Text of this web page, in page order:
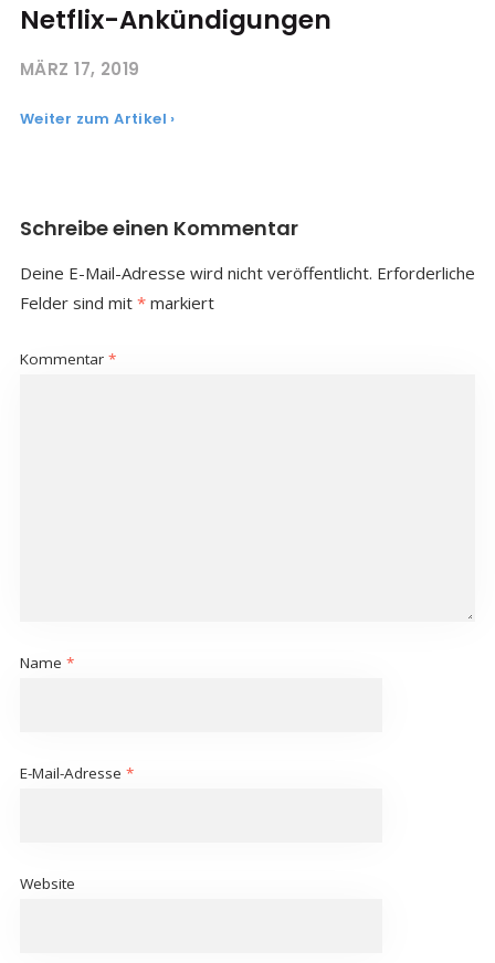
Netflix-Ankündigungen
MÄRZ 17, 2019
Weiter zum Artikel ›
Schreibe einen Kommentar
Deine E-Mail-Adresse wird nicht veröffentlicht. Erforderliche
Felder sind mit *markiert
Kommentar *
Name *
E-Mail-Adresse *
Website